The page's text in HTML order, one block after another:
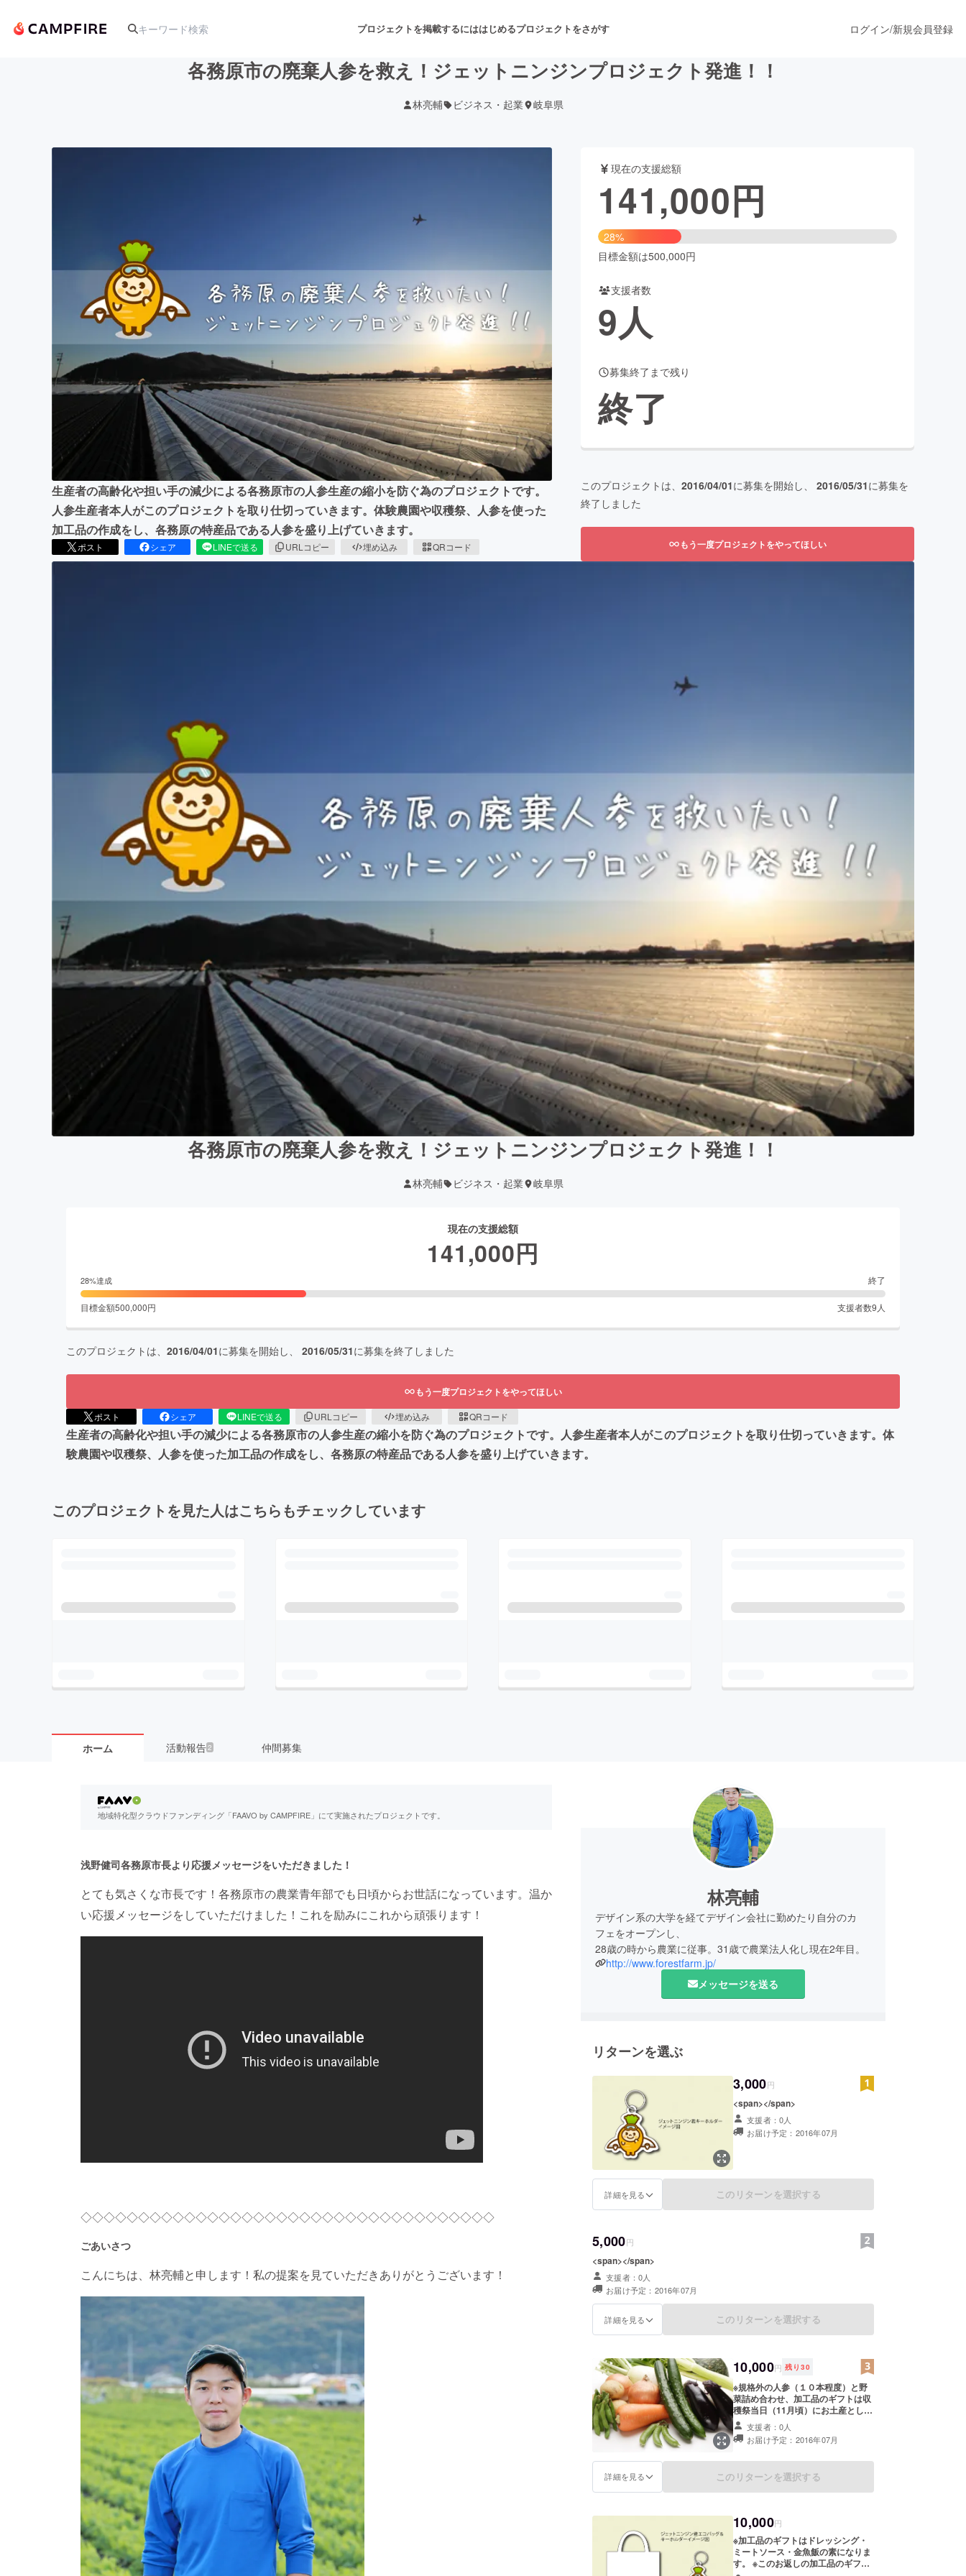
プロジェクトを掲載するにははじめるプロジェクトをさがす
舞台・パフォーマンス
ゲーム・サービス開発 ファッション
映像・映画
ビジネス・起業 チャレンジ ビューティー・ヘルスケア
まちづくり・地域活性化
CAMPFIRE for Social GoodCAMPFIRE Creation
CAMPFIREふるさと納税machi-ya コミュニティ
ログイン/新規会員登録
各務原市の廃棄人参を救え！ジェットニンジンプロジェクト発進！！
林亮輔 ビジネス・起業 岐阜県
生産者の高齢化や担い手の減少による各務原市の人参生産の縮小を防ぐ為のプロジェクトです。
人参生産者本人がこのプロジェクトを取り仕切っていきます。体験農園や収穫祭、人参を使った
加工品の作成をし、各務原の特産品である人参を盛り上げていきます。
ポスト シェア LINEで送る URLコピー 埋め込み QRコード
現在の支援総額
141,000円
28%
目標金額は500,000円
支援者数
9人
募集終了まで残り
終了
このプロジェクトは、 2016/04/01に募集を開始し、 2016/05/31に募集を
終了しました
もう一度プロジェクトをやってほしい
各務原市の廃棄人参を救え！ジェットニンジンプロジェクト発進！！
林亮輔 ビジネス・起業 岐阜県
現在の支援総額
141,000円
28%達成 終了
目標金額500,000円 支援者数9 人
このプロジェクトは、 2016/04/01に募集を開始し、 2016/05/31に募集を終了しました
もう一度プロジェクトをやってほしい
ポスト シェア LINEで送る URLコピー 埋め込み QRコード
生産者の高齢化や担い手の減少による各務原市の人参生産の縮小を防ぐ為のプロジェクトです。人参生産者本人がこのプロジェクトを取り仕切っていきます。体
験農園や収穫祭、人参を使った加工品の作成をし、各務原の特産品である人参を盛り上げていきます。
このプロジェクトを見た人はこちらもチェックしています
ホーム 活動報告2 仲間募集
地域特化型クラウドファンディング「FAAVO by CAMPFIRE」にて実施されたプロジェクトです。
浅野健司各務原市長より応援メッセージをいただきました！
とても気さくな市長です！各務原市の農業青年部でも日頃からお世話になっています。温か
い応援メッセージをしていただけました！これを励みにこれから頑張ります！
◇◇◇◇◇◇◇◇◇◇◇◇◇◇◇◇◇◇◇◇◇◇◇◇◇◇◇◇◇◇◇◇◇◇◇◇
ごあいさつ
こんにちは、林亮輔と申します！私の提案を見ていただきありがとうございます！
林亮輔
デザイン系の大学を経てデザイン会社に勤めたり自分のカ
フェをオープンし、
http://www.forestfarm.jp/
メッセージを送る
リターンを選ぶ
3,000円
<span></span>
支援者：0人
お届け予定：2016年07月
詳細を見る このリターンを選択する
5,000円
<span></span>
支援者：0人
お届け予定：2016年07月
詳細を見る このリターンを選択する
10,000円 残り 30
※規格外の人参（１０本程度）と野
菜詰め合わせ、加工品のギフトは収
穫祭当日（11月頃）にお土産として
プレゼントを予定しております。事
前に発送を希望される方や、収穫祭
に参加できない方はすべて一緒に発
ス・金魚飯の素になります。 ※人参
収穫祭の招待権は大人2名（中学生
加者を希望される方はその旨を明記
してください。
支援者：0人
お届け予定：2016年07月
詳細を見る このリターンを選択する
10,000円
※加工品のギフトはドレッシング・
ミートソース・金魚飯の素になりま
す。 ※このお返しの加工品のギフト